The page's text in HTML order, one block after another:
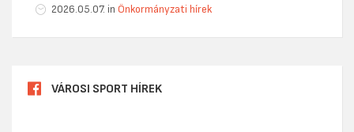
2026.05.07. in Önkormányzati hírek
VÁROSI SPORT HÍREK